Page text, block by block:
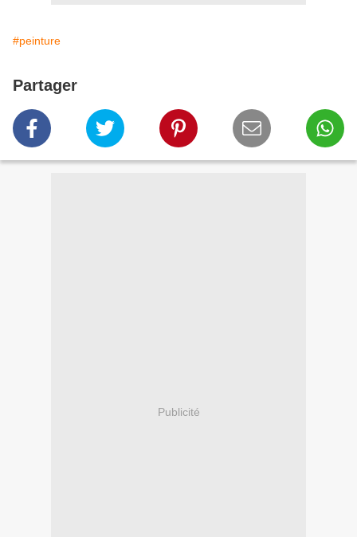
#peinture
Partager
Publicité